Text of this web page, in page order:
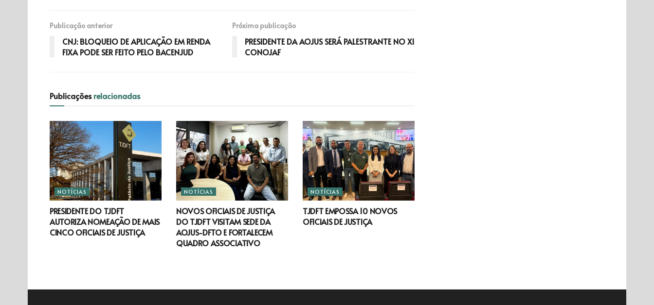
Publicação anterior
CNJ: BLOQUEIO DE APLICAÇÃO EM RENDA
FIXA PODE SER FEITO PELO BACENJUD
Próxima publicação
PRESIDENTE DA AOJUS SERÁ PALESTRANTE NO XI
CONOJAF
Publicaçõesrelacionadas
NOTÍCIAS
PRESIDENTE DO TJDFT
AUTORIZA NOMEAÇÃO DE MAIS
CINCO OFICIAIS DE JUSTIÇA
NOTÍCIAS
NOVOS OFICIAIS DE JUSTIÇA
DO TJDFT VISITAM SEDE DA
AOJUS-DFTO E FORTALECEM
QUADRO ASSOCIATIVO
NOTÍCIAS
TJDFT EMPOSSA 10 NOVOS
OFICIAIS DE JUSTIÇA